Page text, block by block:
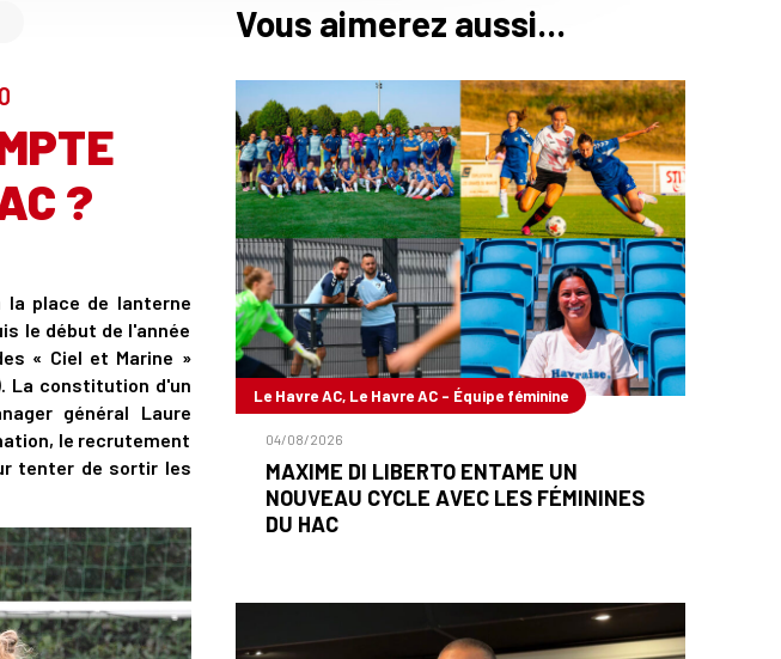
?
la place de lanterne
le début de l'année
« Ciel et Marine »
La constitution d'un
général Laure
le recrutement
tenter de sortir les
Vous aimerez aussi...
Le Havre AC, Le Havre AC - Équipe féminine
04/08/2026
MAXIME DI LIBERTO ENTAME UN
NOUVEAU CYCLE AVEC LES FÉMININES
DU HAC